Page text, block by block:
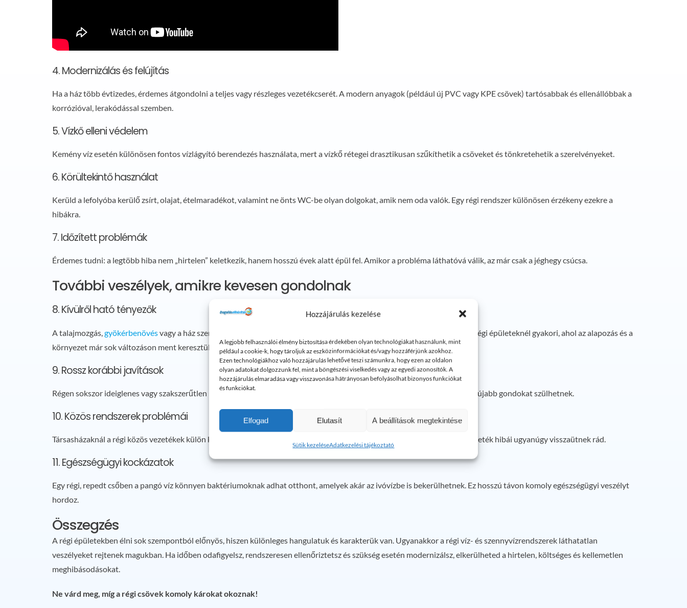
Hozzájárulás kezelése
A legjobb felhasználói élmény biztosítása érdekében olyan technológiákat használunk, mint
például a cookie-k, hogy tároljuk az eszközinformációkat és/vagy hozzáférjünk azokhoz.
Ezen technológiákhoz való hozzájárulás lehetővé teszi számunkra, hogy ezen az oldalon
olyan adatokat dolgozzunk fel, mint a böngészési viselkedés vagy az egyedi azonosítók. A
hozzájárulás elmaradása vagy visszavonása hátrányosan befolyásolhat bizonyos funkciókat
és funkciókat.
Elfogad Elutasít A beállítások megtekintése
Sütik kezeléseAdatkezelési tájékoztató
4. Modernizálás és felújítás
Ha a ház több évtizedes, érdemes átgondolni a teljes vagy részleges vezetékcserét. A modern anyagok (például új PVC vagy KPE csövek) tartósabbak és ellenállóbbak a
korrózióval, lerakódással szemben.
5. Vízkő elleni védelem
Kemény víz esetén különösen fontos vízlágyító berendezés használata, mert a vízkő rétegei drasztikusan szűkíthetik a csöveket és tönkretehetik a szerelvényeket.
6. Körültekintő használat
Kerüld a lefolyóba kerülő zsírt, olajat, ételmaradékot, valamint ne önts WC-be olyan dolgokat, amik nem oda valók. Egy régi rendszer különösen érzékeny ezekre a
hibákra.
7. Időzített problémák
Érdemes tudni: a legtöbb hiba nem „hirtelen” keletkezik, hanem hosszú évek alatt épül fel. Amikor a probléma láthatóvá válik, az már csak a jéghegy csúcsa.
További veszélyek, amikre kevesen gondolnak
8. Kívülről ható tényezők
A talajmozgás, gyökérbenövésvagy a ház szerkezeti süllyedése is okozhat repedéseket és szivárgásokat a csövekben. Ez a régi épületeknél gyakori, ahol az alapozás és a
környezet már sok változáson ment keresztül.
9. Rossz korábbi javítások
Régen sokszor ideiglenes vagy szakszerűtlen megoldásokkal javították a hibákat. Ezek az „átmeneti” beavatkozások idővel újabb gondokat szülhetnek.
10. Közös rendszerek problémái
Társasházaknál a régi közös vezetékek külön kockázatot jelentenek: hiába cseréled ki a saját lakásodban a csöveket, a fővezeték hibái ugyanúgy visszaütnek rád.
11. Egészségügyi kockázatok
Egy régi, repedt csőben a pangó víz könnyen baktériumoknak adhat otthont, amelyek akár az ivóvízbe is bekerülhetnek. Ez hosszú távon komoly egészségügyi veszélyt
hordoz.
Összegzés
A régi épületekben élni sok szempontból előnyös, hiszen különleges hangulatuk és karakterük van. Ugyanakkor a régi víz- és szennyvízrendszerek láthatatlan
veszélyeket rejtenek magukban. Ha időben odafigyelsz, rendszeresen ellenőriztetsz és szükség esetén modernizálsz, elkerülheted a hirtelen, költséges és kellemetlen
meghibásodásokat.
Ne várd meg, míg a régi csövek komoly károkat okoznak!